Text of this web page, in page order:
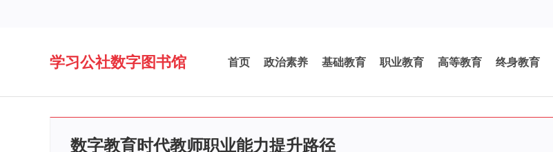
学习公社数字图书馆 首页 政治素养 基础教育 职业教育 高等教育 终身教育
数字教育时代教师职业能力提升路径